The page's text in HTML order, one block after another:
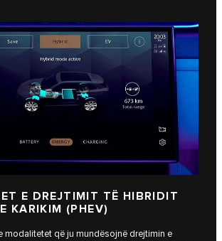
E DREJTIMIT TË HIBRIDIT
KARIKIM (PHEV)
modalitetet që ju mundësojnë drejtimin e